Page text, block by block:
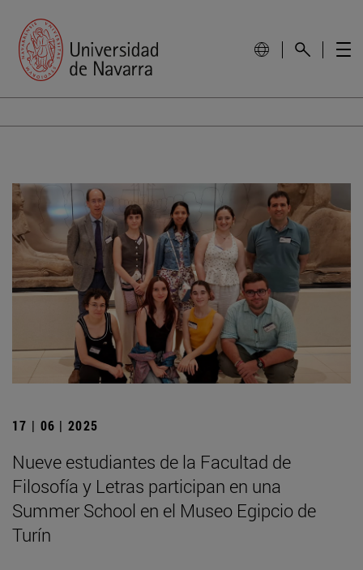
17 | 06 | 2025
Nueve estudiantes de la Facultad de
Filosofía y Letras participan en una
Summer School en el Museo Egipcio de
Turín